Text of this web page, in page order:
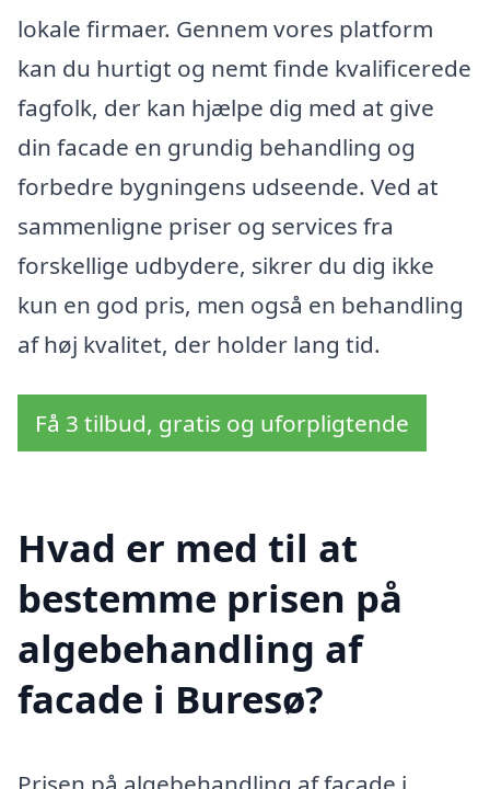
lokale firmaer. Gennem vores platform
kan du hurtigt og nemt finde kvalificerede
fagfolk, der kan hjælpe dig med at give
din facade en grundig behandling og
forbedre bygningens udseende. Ved at
sammenligne priser og services fra
forskellige udbydere, sikrer du dig ikke
kun en god pris, men også en behandling
af høj kvalitet, der holder lang tid.
Få 3 tilbud, gratis og uforpligtende
Hvad er med til at
bestemme prisen på
algebehandling af
facade i Buresø?